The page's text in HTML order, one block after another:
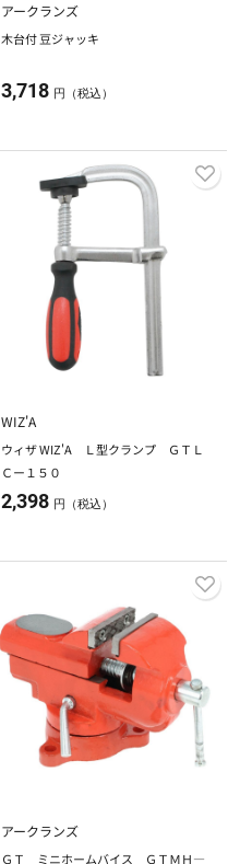
アークランズ
木台付 豆ジャッキ
3,718 円（税込）
WIZ'A
ウィザ WIZ'A Ｌ型クランプ ＧＴＬ
Ｃー１５０
2,398 円（税込）
アークランズ
ＧＴ ミニホームバイス ＧＴＭＨ―